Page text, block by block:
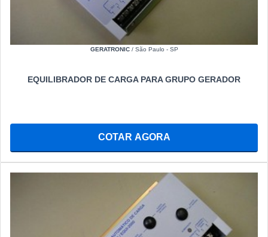
GERATRONIC/ São Paulo - SP
EQUILIBRADOR DE CARGA PARA GRUPO GERADOR
COTAR AGORA